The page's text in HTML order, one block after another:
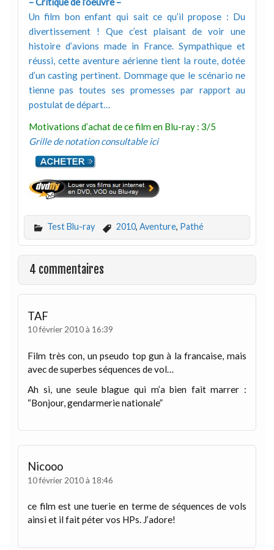
Un film bon enfant qui sait ce qu’il propose : Du
divertissement ! Que c’est plaisant de voir une
histoire d’avions made in France. Sympathique et
réussi, cette aventure aérienne tient la route, dotée
d’un casting pertinent. Dommage que le scénario ne
tienne pas toutes ses promesses par rapport au
postulat de départ…
Motivations d’achat de ce film en Blu-ray : 3/5
Grille de notation consultable ici
Test Blu-ray 2010, Aventure, Pathé
4 commentaires
TAF
10 février 2010 à 16:39
Film très con, un pseudo top gun à la francaise, mais
avec de superbes séquences de vol…
Ah si, une seule blague qui m’a bien fait marrer :
“Bonjour, gendarmerie nationale”
Nicooo
10 février 2010 à 18:46
ce film est une tuerie en terme de séquences de vols
ainsi et il fait péter vos HPs. J’adore!